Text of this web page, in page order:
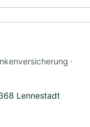
·
Lennestadt